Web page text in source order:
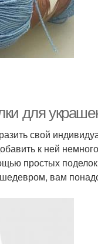
для
свой
к ней
простых
вам